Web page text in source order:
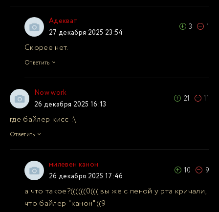
Адекват
27 декабря 2025 23:54
3 1
Скорее нет.
Ответить
Now work
26 декабря 2025 16:13
21 11
где байлер кисс :\
Ответить
милевен канон
26 декабря 2025 17:46
10 9
а что такое?((((((0((( вы же с пеной у рта кричали,
что байлер "канон"((9